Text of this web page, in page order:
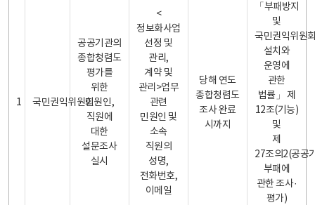
1 국민권익위원회
공공기관의
종합청렴도
평가를
위한
민원인,
직원에
대한
설문조사
실시
<
정보화사업
선정 및
관리,
계약 및
관리>업무
관련
민원인 및
소속
직원의
성명,
전화번호,
이메일
당해 연도
종합청렴도
조사 완료
시까지
「부패방지
및
국민권익위원
설치와
운영에
관한
법률」 제
12조(기능)
및
제
27조의2(공공
부패에
관한 조사·
평가)